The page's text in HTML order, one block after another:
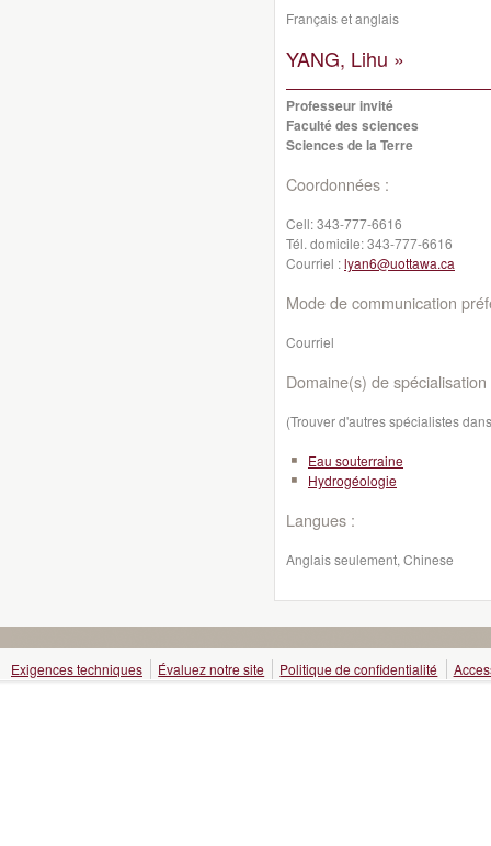
Français et anglais
YANG, Lihu »
Professeur invité
Faculté des sciences
Sciences de la Terre
Coordonnées :
Cell:343-777-6616
Tél. domicile:343-777-6616
Courriel :lyan6@uottawa.ca
Mode de communication
Courriel
Domaine(s) de spécialisation
(Trouver d'autres spécialistes
Eau souterraine
Hydrogéologie
Langues :
Anglais seulement, Chinese
Exigences techniques Évaluez notre site Politique de confidentialité